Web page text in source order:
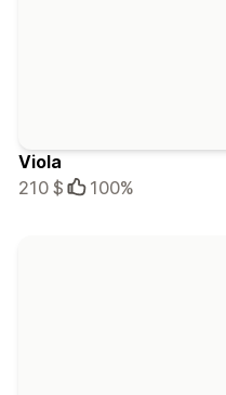
Viola
210 $
100%